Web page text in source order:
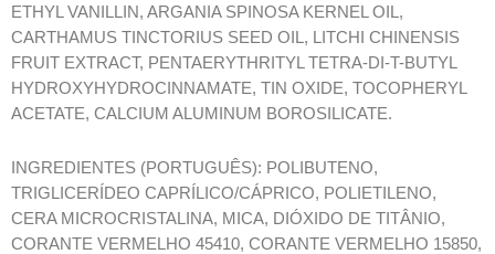
ETHYL VANILLIN, ARGANIA SPINOSA KERNEL OIL,
CARTHAMUS TINCTORIUS SEED OIL, LITCHI CHINENSIS
FRUIT EXTRACT, PENTAERYTHRITYL TETRA-DI-T-BUTYL
HYDROXYHYDROCINNAMATE, TIN OXIDE, TOCOPHERYL
ACETATE, CALCIUM ALUMINUM BOROSILICATE.
INGREDIENTES (PORTUGUÊS): POLIBUTENO,
TRIGLICERÍDEO CAPRÍLICO/CÁPRICO, POLIETILENO,
CERA MICROCRISTALINA, MICA, DIÓXIDO DE TITÂNIO,
CORANTE VERMELHO 45410, CORANTE VERMELHO 15850,